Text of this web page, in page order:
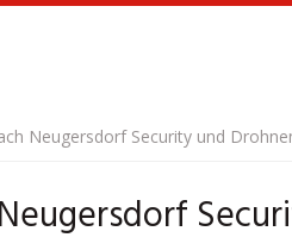
Neugersdorf Security und